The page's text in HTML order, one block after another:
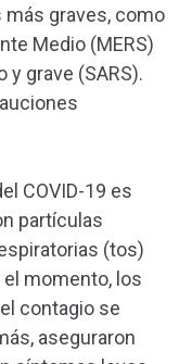
graves, como
Medio (MERS)
grave (SARS).
COVID-19 es
partículas
(tos)
momento, los
contagio se
aseguraron